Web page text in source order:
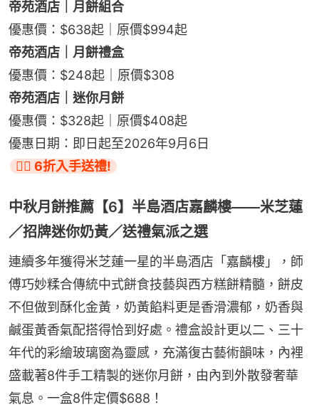
帝苑酒店｜月餅組合
優惠價：$638起｜原價$994起
帝苑酒店｜月餅禮盒
優惠價：$248起｜原價$308
帝苑酒店｜迷你月餅
優惠價：$328起｜原價$408起
優惠日期：即日起至2026年9月6日
👉🏻 6折入手送禮!
中秋月餅推薦【6】半島酒店嘉麟樓——米芝蓮
／招牌迷你奶黃／送禮氣派之選
連續多年獲得米芝蓮一星的半島酒店「嘉麟樓」，師
傅巧妙糅合傳統中式餅食技藝與西方糕餅精髓，餅皮
不但做到酥化金黃，奶黃餡料更是香滑濃郁，奶香與
鹹蛋黃香氣配搭得恰到好處。禮盒設計更以二、三十
年代的彩繪玻璃窗為靈感，充滿復古藝術韻味，內裡
盛載著8件手工精製的迷你月餅，由內到外散發奢華
氣息。一盒8件定價$688！